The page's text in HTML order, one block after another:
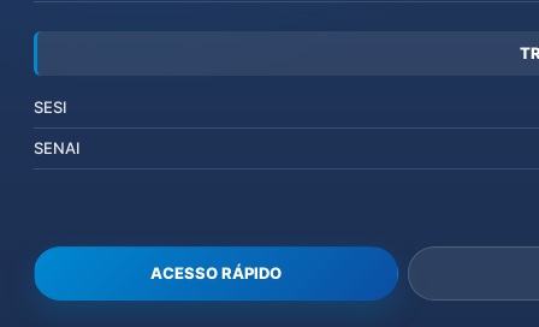
SESI
SENAI
ACESSO RÁPIDO